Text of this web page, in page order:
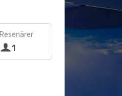
Resenärer
1